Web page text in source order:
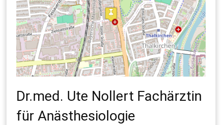
Dr.med. Ute Nollert Fachärztin
für Anästhesiologie